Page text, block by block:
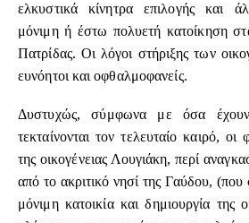
ελκυστικά κίνητρα επιλογής και
μόνιμη ή έστω πολυετή κατοίκηση
Πατρίδας. Οι λόγοι στήριξης των
ευνόητοι και οφθαλμοφανείς.
Δυστυχώς, σύμφωνα με όσα έχουν
τεκταίνονται τον τελευταίο καιρό, οι
της οικογένειας Λουγιάκη, περί
από το ακριτικό νησί της Γαύδου, (που
μόνιμη κατοικία και δημιουργία της